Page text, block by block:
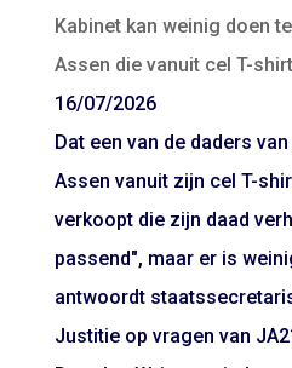
Kabinet kan weinig doen
Assen die vanuit cel T-
16/07/2026
Dat een van de daders
Assen vanuit zijn cel T-
verkoopt die zijn daad
passend", maar er is
antwoordt
Justitie op vragen van